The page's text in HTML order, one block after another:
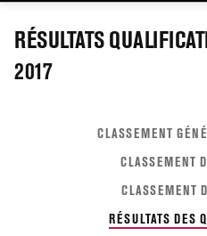
RÉSULTATS
2017
CLASSEMENT
CLASSEMENT
CLASSEMENT
RÉSULTATS DES